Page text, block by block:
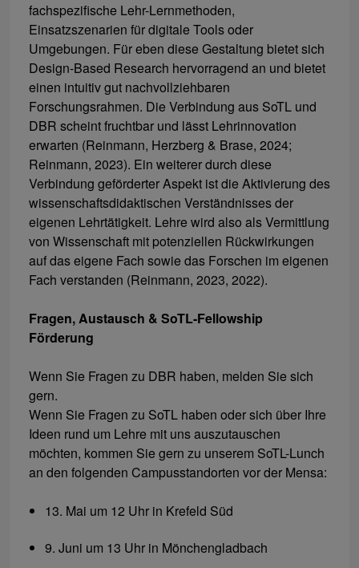
fachspezifische Lehr-Lernmethoden,
Einsatzszenarien für digitale Tools oder
Umgebungen. Für eben diese Gestaltung bietet sich
Design-Based Research hervorragend an und bietet
einen intuitiv gut nachvollziehbaren
Forschungsrahmen. Die Verbindung aus SoTL und
DBR scheint fruchtbar und lässt Lehrinnovation
erwarten (Reinmann, Herzberg & Brase, 2024;
Reinmann, 2023). Ein weiterer durch diese
Verbindung geförderter Aspekt ist die Aktivierung des
wissenschaftsdidaktischen Verständnisses der
eigenen Lehrtätigkeit. Lehre wird also als Vermittlung
von Wissenschaft mit potenziellen Rückwirkungen
auf das eigene Fach sowie das Forschen im eigenen
Fach verstanden (Reinmann, 2023, 2022).
Fragen, Austausch & SoTL-Fellowship
Förderung
Wenn Sie Fragen zu DBR haben, melden Sie sich
gern.
Wenn Sie Fragen zu SoTL haben oder sich über Ihre
Ideen rund um Lehre mit uns auszutauschen
möchten, kommen Sie gern zu unserem SoTL-Lunch
an den folgenden Campusstandorten vor der Mensa:
13. Mai um 12 Uhr in Krefeld Süd
9. Juni um 13 Uhr in Mönchengladbach